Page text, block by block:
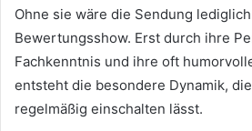
Ohne sie wäre die Sendung
Bewertungsshow. Erst durch ihre
Fachkenntnis und ihre oft
entsteht die besondere Dynamik,
regelmäßig einschalten lässt.